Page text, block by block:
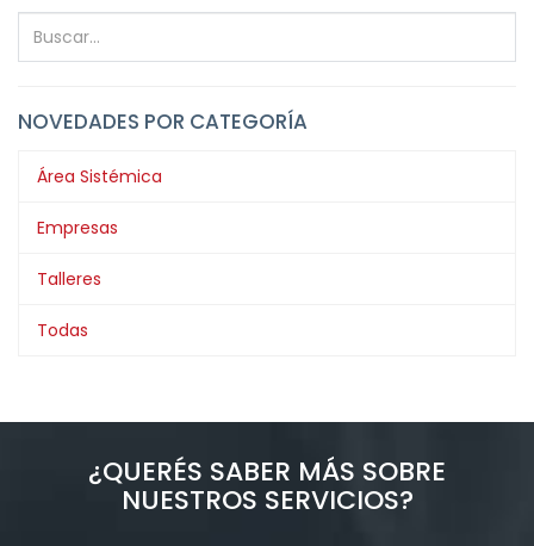
NOVEDADES POR CATEGORÍA
Área Sistémica
Empresas
Talleres
Todas
¿QUERÉS SABER MÁS SOBRE
NUESTROS SERVICIOS?